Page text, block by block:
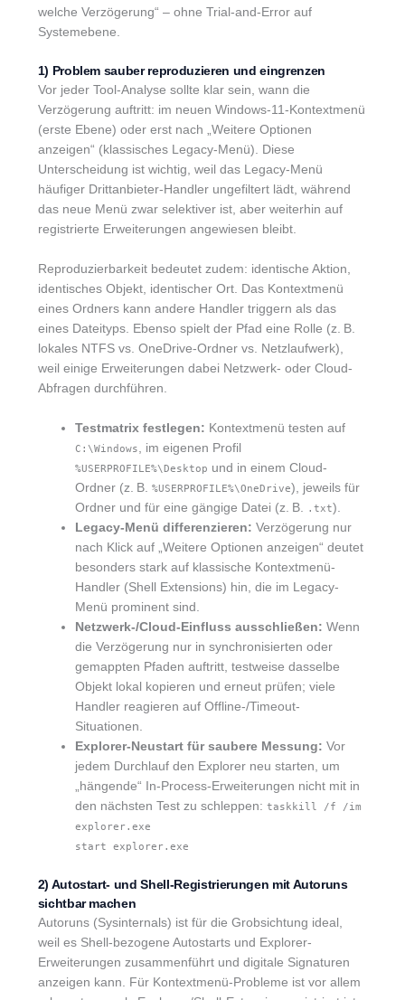
welche Verzögerung“ – ohne Trial-and-Error auf
Systemebene.
1) Problem sauber reproduzieren und eingrenzen
Vor jeder Tool-Analyse sollte klar sein, wann die
Verzögerung auftritt: im neuen Windows-11-Kontextmenü
(erste Ebene) oder erst nach „Weitere Optionen
anzeigen“ (klassisches Legacy-Menü). Diese
Unterscheidung ist wichtig, weil das Legacy-Menü
häufiger Drittanbieter-Handler ungefiltert lädt, während
das neue Menü zwar selektiver ist, aber weiterhin auf
registrierte Erweiterungen angewiesen bleibt.
Reproduzierbarkeit bedeutet zudem: identische Aktion,
identisches Objekt, identischer Ort. Das Kontextmenü
eines Ordners kann andere Handler triggern als das
eines Dateityps. Ebenso spielt der Pfad eine Rolle (z. B.
lokales NTFS vs. OneDrive-Ordner vs. Netzlaufwerk),
weil einige Erweiterungen dabei Netzwerk- oder Cloud-
Abfragen durchführen.
Testmatrix festlegen: Kontextmenü testen auf
C:\Windows, im eigenen Profil
%USERPROFILE%\Desktop und in einem Cloud-
Ordner (z. B. %USERPROFILE%\OneDrive), jeweils für
Ordner und für eine gängige Datei (z. B. .txt).
Legacy-Menü differenzieren: Verzögerung nur
nach Klick auf „Weitere Optionen anzeigen“ deutet
besonders stark auf klassische Kontextmenü-
Handler (Shell Extensions) hin, die im Legacy-
Menü prominent sind.
Netzwerk-/Cloud-Einfluss ausschließen: Wenn
die Verzögerung nur in synchronisierten oder
gemappten Pfaden auftritt, testweise dasselbe
Objekt lokal kopieren und erneut prüfen; viele
Handler reagieren auf Offline-/Timeout-
Situationen.
Explorer-Neustart für saubere Messung: Vor
jedem Durchlauf den Explorer neu starten, um
„hängende“ In-Process-Erweiterungen nicht mit in
den nächsten Test zu schleppen: taskkill /f /im
explorer.exe
start explorer.exe
2) Autostart- und Shell-Registrierungen mit Autoruns
sichtbar machen
Autoruns (Sysinternals) ist für die Grobsichtung ideal,
weil es Shell-bezogene Autostarts und Explorer-
Erweiterungen zusammenführt und digitale Signaturen
anzeigen kann. Für Kontextmenü-Probleme ist vor allem